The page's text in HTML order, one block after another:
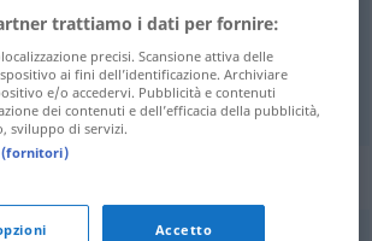
trattiamo i dati per fornire:
precisi. Scansione attiva delle
ai fini dell’identificazione. Archiviare
e/o accedervi. Pubblicità e contenuti
dei contenuti e dell’efficacia della pubblicità,
sviluppo di servizi.
(fornitori)
Accetto